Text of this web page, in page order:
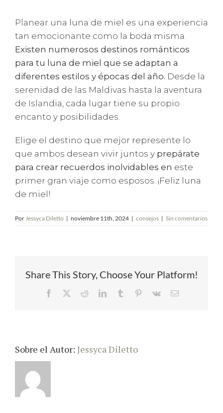
Planear una luna de miel es una experiencia
tan emocionante como la boda misma.
Existen numerosos destinos románticos
para tu luna de miel que se adaptan a
diferentes estilos y épocas del año. Desde la
serenidad de las Maldivas hasta la aventura
de Islandia, cada lugar tiene su propio
encanto y posibilidades.
Elige el destino que mejor represente lo
que ambos desean vivir juntos y prepárate
para crear recuerdos inolvidables en este
primer gran viaje como esposos. ¡Feliz luna
de miel!
PorJessyca Diletto | noviembre 11th, 2024 | consejos | Sin comentarios
Share This Story, Choose Your Platform!
Facebook RedditLinkedInTumblr Pinterest
Vk
Correo
Sobre el Autor: Jessyca Diletto